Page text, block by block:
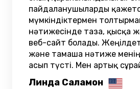
пайдаланушыларды
мүмкіндіктермен
нәтижесінде таза, қысқа
веб-сайт болады.
және тамаша нәтиже менің
асып түсті. Мен артық
Линда Саламон